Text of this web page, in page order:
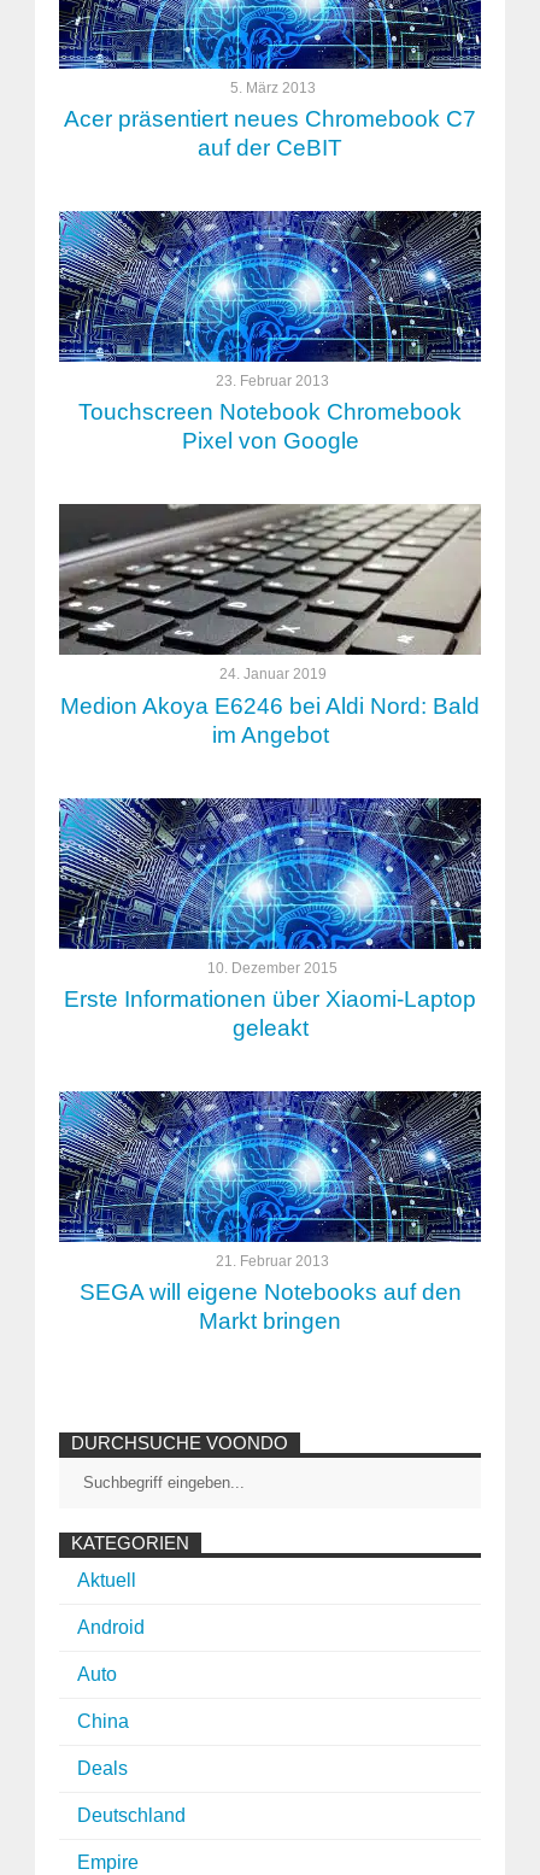
5. März 2013
Acer präsentiert neues Chromebook C7
auf der CeBIT
23. Februar 2013
Touchscreen Notebook Chromebook
Pixel von Google
24. Januar 2019
Medion Akoya E6246 bei Aldi Nord: Bald
im Angebot
10. Dezember 2015
Erste Informationen über Xiaomi-Laptop
geleakt
21. Februar 2013
SEGA will eigene Notebooks auf den
Markt bringen
DURCHSUCHE VOONDO
KATEGORIEN
Aktuell
Android
Auto
China
Deals
Deutschland
Empire